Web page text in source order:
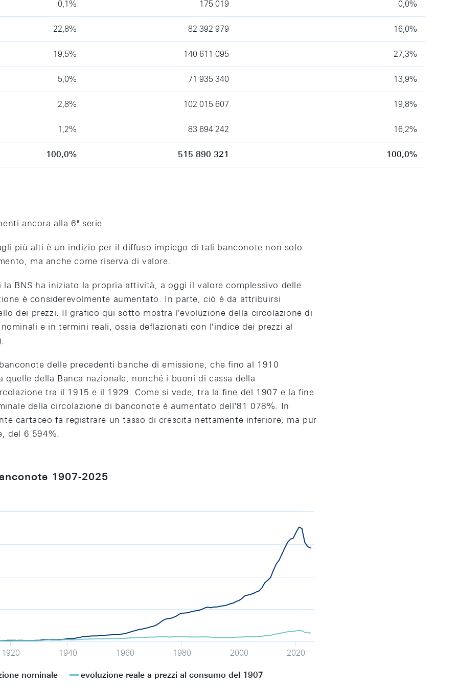
0,1% 175 019 0,0%
22,8% 82 392 979 16,0%
19,5% 140 611 095 27,3%
5,0% 71 935 340 13,9%
2,8% 102 015 607 19,8%
1,2% 83 694 242 16,2%
100,0% 515 890 321 100,0%
ancora alla 6ª serie
più alti è un indizio per il diffuso impiego di tali banconote non solo
ma anche come riserva di valore.
BNS ha iniziato la propria attività, a oggi il valore complessivo delle
è considerevolmente aumentato. In parte, ciò è da attribuirsi
dei prezzi. Il grafico qui sotto mostra l'evoluzione della circolazione di
e in termini reali, ossia deflazionati con l'indice dei prezzi al
delle precedenti banche di emissione, che fino al 1910
quelle della Banca nazionale, nonché i buoni di cassa della
tra il 1915 e il 1929. Come si vede, tra la fine del 1907 e la fine
della circolazione di banconote è aumentato dell'81 078%. In
cartaceo fa registrare un tasso di crescita nettamente inferiore, ma pur
del 6 594%.
1907-2025
milioni di CHF. Data ranges from 88.9 to 88281.
nominale evoluzione reale a prezzi al consumo del 1907
1920 1940 1960 1980 2000 2020